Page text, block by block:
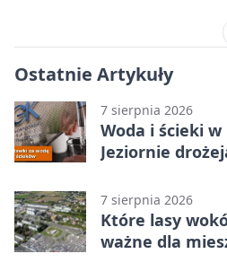
Ostatnie Artykuły
7 sierpnia 2026
Woda i ścieki
Jeziornie
7 sierpnia 2026
Które lasy
ważne dla